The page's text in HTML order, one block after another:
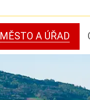
MĚSTO A ÚŘAD